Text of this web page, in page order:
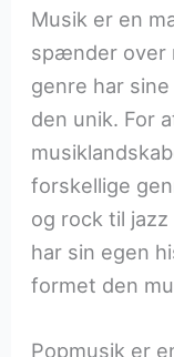
Musik er en
spænder over
genre har
den unik. For
forskellige
og rock til
har sin egen
formet den
Popmusik er